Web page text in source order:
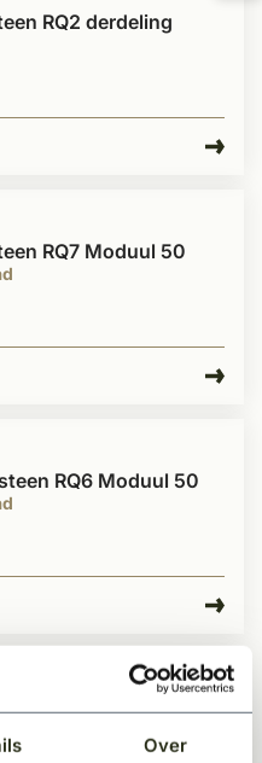
Over
RQ2 derdeling
RQ7 Moduul 50
RQ6 Moduul 50
RQ4 Moduul 50